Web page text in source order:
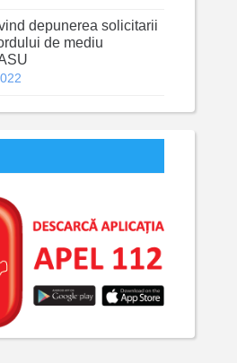
depunerea solicitarii
de mediu